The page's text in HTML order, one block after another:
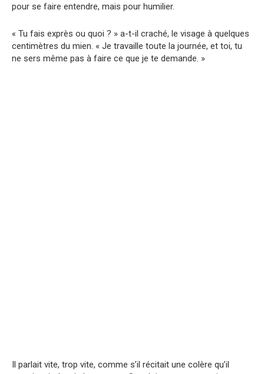
pour se faire entendre, mais pour humilier.
« Tu fais exprès ou quoi ? » a-t-il craché, le visage à quelques
centimètres du mien. « Je travaille toute la journée, et toi, tu
ne sers même pas à faire ce que je te demande. »
Il parlait vite, trop vite, comme s’il récitait une colère qu’il